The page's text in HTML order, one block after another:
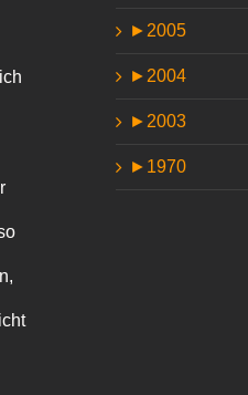
► 2005
► 2004
► 2003
► 1970